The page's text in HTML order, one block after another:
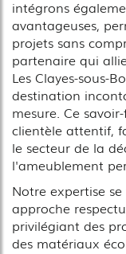
intégrons
avantageuses,
projets sans
partenaire qui
Les Clayes-sous-
destination
mesure. Ce
clientèle attentif,
le secteur de la
l'ameublement
Notre expertise
approche
privilégiant des
des matériaux